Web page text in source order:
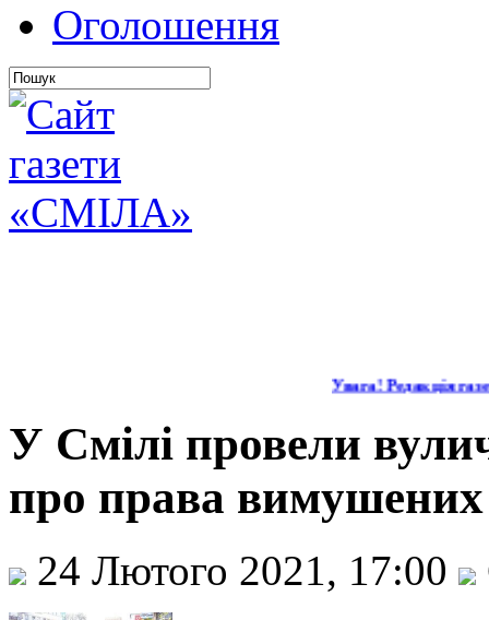
Оголошення
Увага! Редакція
У Смілі провели
про права вимушених
24 Лютого 2021, 17:00